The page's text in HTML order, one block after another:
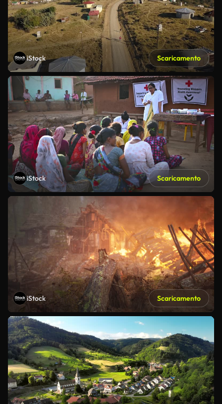
iStock Scaricamento
iStock Scaricamento
iStock Scaricamento